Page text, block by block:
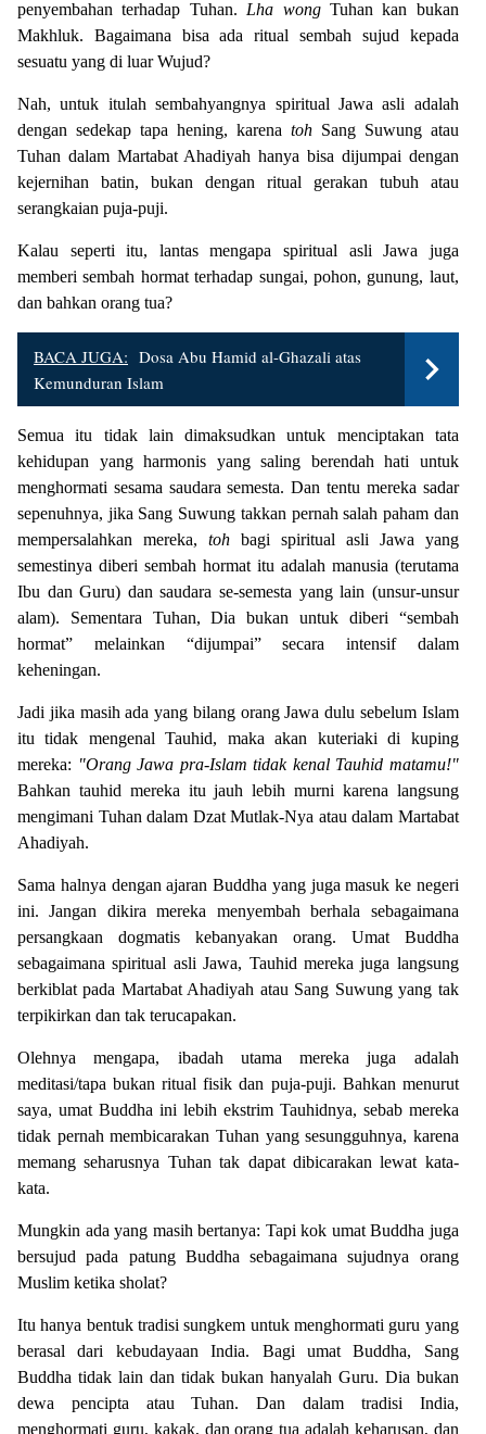
penyembahan terhadap Tuhan. Lha wongTuhan kan bukan
Makhluk. Bagaimana bisa ada ritual sembah sujud kepada
sesuatu yang di luar Wujud?
Nah, untuk itulah sembahyangnya spiritual Jawa asli adalah
dengan sedekap tapa hening, karena tohSang Suwung atau
Tuhan dalam Martabat Ahadiyah hanya bisa dijumpai dengan
kejernihan batin, bukan dengan ritual gerakan tubuh atau
serangkaian puja-puji.
Kalau seperti itu, lantas mengapa spiritual asli Jawa juga
memberi sembah hormat terhadap sungai, pohon, gunung, laut,
dan bahkan orang tua?
BACA JUGA: Dosa Abu Hamid al-Ghazali atas
Kemunduran Islam
Semua itu tidak lain dimaksudkan untuk menciptakan tata
kehidupan yang harmonis yang saling berendah hati untuk
menghormati sesama saudara semesta. Dan tentu mereka sadar
sepenuhnya, jika Sang Suwung takkan pernah salah paham dan
mempersalahkan mereka, tohbagi spiritual asli Jawa yang
semestinya diberi sembah hormat itu adalah manusia (terutama
Ibu dan Guru) dan saudara se-semesta yang lain (unsur-unsur
alam). Sementara Tuhan, Dia bukan untuk diberi “sembah
hormat” melainkan “dijumpai” secara intensif dalam
keheningan.
Jadi jika masih ada yang bilang orang Jawa dulu sebelum Islam
itu tidak mengenal Tauhid, maka akan kuteriaki di kuping
mereka: "Orang Jawa pra-Islam tidak kenal Tauhid matamu!"
Bahkan tauhid mereka itu jauh lebih murni karena langsung
mengimani Tuhan dalam Dzat Mutlak-Nya atau dalam Martabat
Ahadiyah.
Sama halnya dengan ajaran Buddha yang juga masuk ke negeri
ini. Jangan dikira mereka menyembah berhala sebagaimana
persangkaan dogmatis kebanyakan orang. Umat Buddha
sebagaimana spiritual asli Jawa, Tauhid mereka juga langsung
berkiblat pada Martabat Ahadiyah atau Sang Suwung yang tak
terpikirkan dan tak terucapakan.
Olehnya mengapa, ibadah utama mereka juga adalah
meditasi/tapa bukan ritual fisik dan puja-puji. Bahkan menurut
saya, umat Buddha ini lebih ekstrim Tauhidnya, sebab mereka
tidak pernah membicarakan Tuhan yang sesungguhnya, karena
memang seharusnya Tuhan tak dapat dibicarakan lewat kata-
kata.
Mungkin ada yang masih bertanya: Tapi kok umat Buddha juga
bersujud pada patung Buddha sebagaimana sujudnya orang
Muslim ketika sholat?
Itu hanya bentuk tradisi sungkem untuk menghormati guru yang
berasal dari kebudayaan India. Bagi umat Buddha, Sang
Buddha tidak lain dan tidak bukan hanyalah Guru. Dia bukan
dewa pencipta atau Tuhan. Dan dalam tradisi India,
menghormati guru, kakak, dan orang tua adalah keharusan, dan